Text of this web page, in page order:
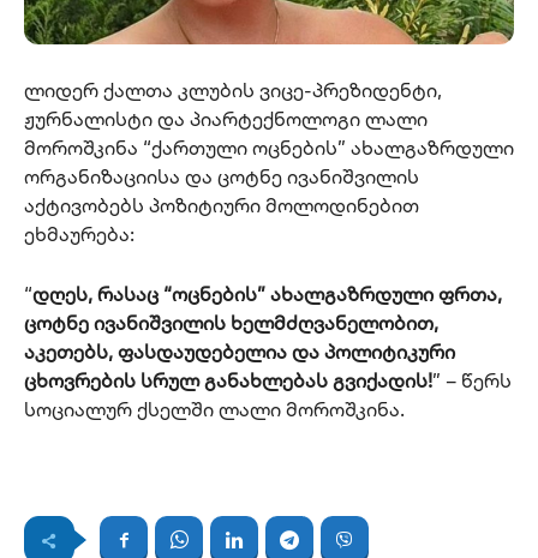
ლიდერ ქალთა კლუბის ვიცე-პრეზიდენტი,
ჟურნალისტი და პიარტექნოლოგი ლალი
მოროშკინა “ქართული ოცნების” ახალგაზრდული
ორგანიზაციისა და ცოტნე ივანიშვილის
აქტივობებს პოზიტიური მოლოდინებით
ეხმაურება:
“დღეს, რასაც “ოცნების” ახალგაზრდული ფრთა,
ცოტნე ივანიშვილის ხელმძღვანელობით,
აკეთებს, ფასდაუდებელია და პოლიტიკური
ცხოვრების სრულ განახლებას გვიქადის!” – წერს
სოციალურ ქსელში ლალი მოროშკინა.